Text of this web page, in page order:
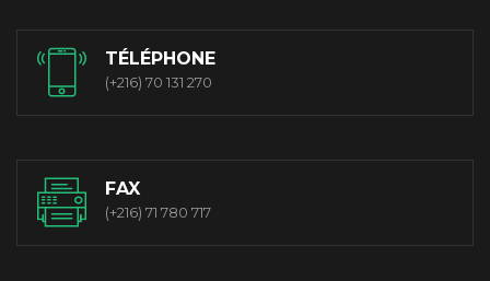
TÉLÉPHONE
(+216) 70 131 270
FAX
(+216) 71 780 717